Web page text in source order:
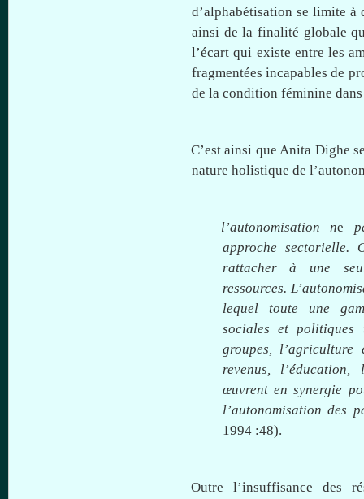
d’alphabétisation selimite à
ainsi de lafinalité globale
l’écart qui existe entre les
fragmentées incapables de
de la condition féminine dans
C’est ainsi que Anita Dighe
nature holistique de
l’autonomisation ne
approche sectorielle.
rattacher
à une
ressources.
lequel
toute une
sociales etpolitiques
groupes, l’agriculture
revenus, l’éducation,
œuvrentensynergie
l’autonomisation des
1994 :48).
Outre l’insuffisance des